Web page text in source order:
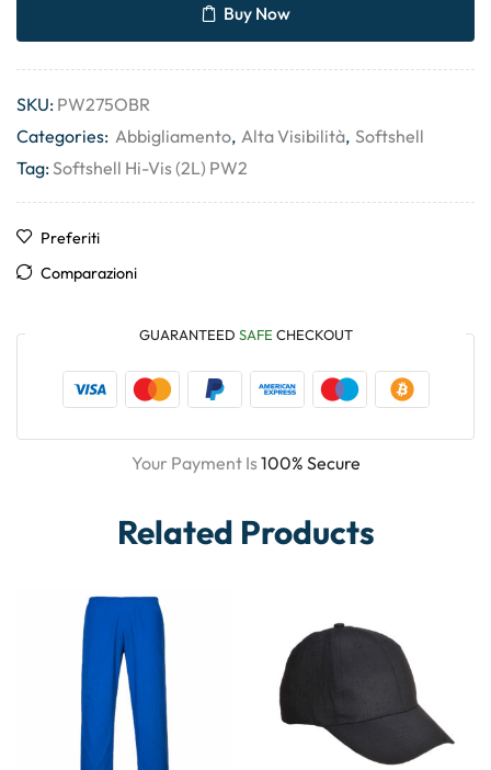
Buy Now
SKU: PW275OBR
Categories: Abbigliamento, Alta Visibilità, Softshell
Tag:Softshell Hi-Vis (2L) PW2
Preferiti
Comparazioni
GUARANTEED SAFE CHECKOUT
Your Payment Is100% Secure
Related Products